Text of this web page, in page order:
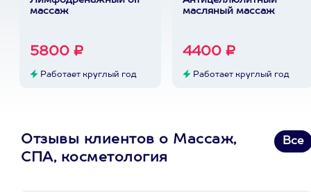
массаж
5800 ₽
Работает круглый год
масляный массаж
4400 ₽
Работает круглый год
Отзывы клиентов о Массаж,
СПА, косметология
Все